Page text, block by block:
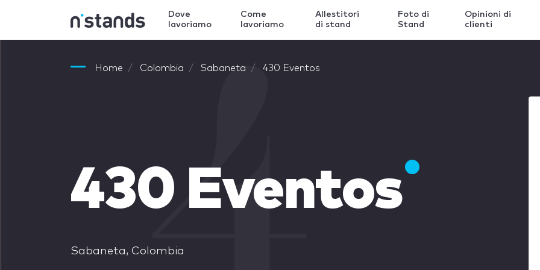
Dove
lavoriamo
Come
lavoriamo
Allestitori
di stand
Foto di
Stand
Opinioni di
clienti
Home Colombia Sabaneta 430 Eventos
430 Eventos
Sabaneta, Colombia